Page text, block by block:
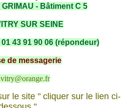
- Bâtiment C 5
SUR SEINE
43 91 90 06 (répondeur)
de messagerie
le site " cliquer sur le lien ci-